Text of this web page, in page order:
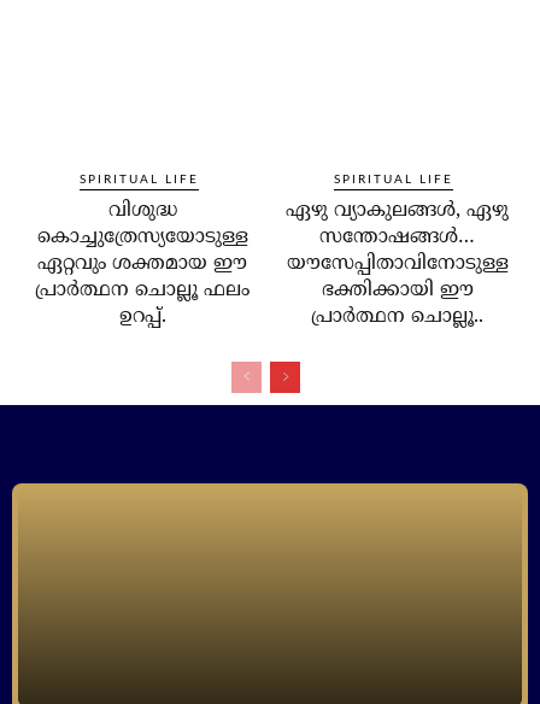
SPIRITUAL LIFE
വിശുദ്ധ
കൊച്ചുത്രേസ്യയോടുള്ള
ഏറ്റവും ശക്തമായ ഈ
പ്രാര്‍ത്ഥന ചൊല്ലൂ ഫലം
ഉറപ്പ്.
SPIRITUAL LIFE
ഏഴു വ്യാകുലങ്ങള്‍, ഏഴു
സന്തോഷങ്ങള്‍…
യൗസേപ്പിതാവിനോടുള്ള
ഭക്തിക്കായി ഈ
പ്രാര്‍ത്ഥന ചൊല്ലൂ..